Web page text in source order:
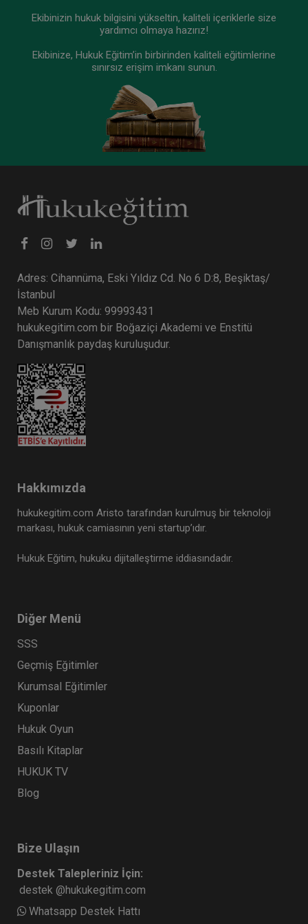
Yeni Düzenlemeler Işığında İcra Hukukunda
Elektronik Satış İşlemleri Video Eğitimi
300 TL
İcra Hukukunda İstihkak İddiası Video Eğitimi
300 TL Sepete Ekle
İcra Hukukunda Haczedilmezlik Video Eğitimi
300 TL
Ekibinizin hukuk bilgisini yükseltin, kaliteli içeriklerle size
yardımcı olmaya hazırız!
Ekibinize, Hukuk Eğitim’in birbirinden kaliteli eğitimlerine
sınırsız erişim imkanı sunun.
Adres: Cihannüma, Eski Yıldız Cd. No 6 D:8, Beşiktaş/
İstanbul
Meb Kurum Kodu: 99993431
hukukegitim.com bir Boğaziçi Akademi ve Enstitü
Danışmanlık paydaş kuruluşudur.
Hakkımızda
hukukegitim.com Aristo tarafından kurulmuş bir teknoloji
markası, hukuk camiasının yeni startup’ıdır.
Hukuk Eğitim, hukuku dijitalleştirme iddiasındadır.
Diğer Menü
SSS
Geçmiş Eğitimler
Kurumsal Eğitimler
Kuponlar
Hukuk Oyun
Basılı Kitaplar
HUKUK TV
Blog
Bize Ulaşın
Destek Talepleriniz İçin:
destek @hukukegitim.com
Whatsapp Destek Hattı